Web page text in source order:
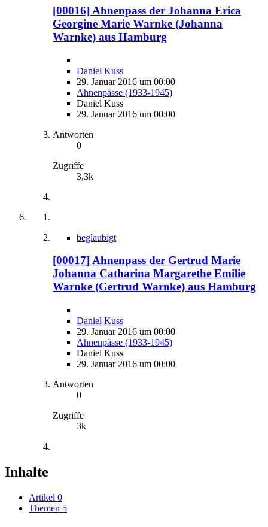
[00016] Ahnenpass der Johanna Erica
Georgine Marie Warnke (Johanna
Warnke) aus Hamburg
Daniel Kuss
29. Januar 2016 um 00:00
Ahnenpässe (1933-1945)
Daniel Kuss
29. Januar 2016 um 00:00
Antworten
0
Zugriffe
3,3k
beglaubigt
[00017] Ahnenpass der Gertrud Marie
Johanna Catharina Margarethe Emilie
Warnke (Gertrud Warnke) aus Hamburg
Daniel Kuss
29. Januar 2016 um 00:00
Ahnenpässe (1933-1945)
Daniel Kuss
29. Januar 2016 um 00:00
Antworten
0
Zugriffe
3k
Inhalte
Artikel 0
Themen 5